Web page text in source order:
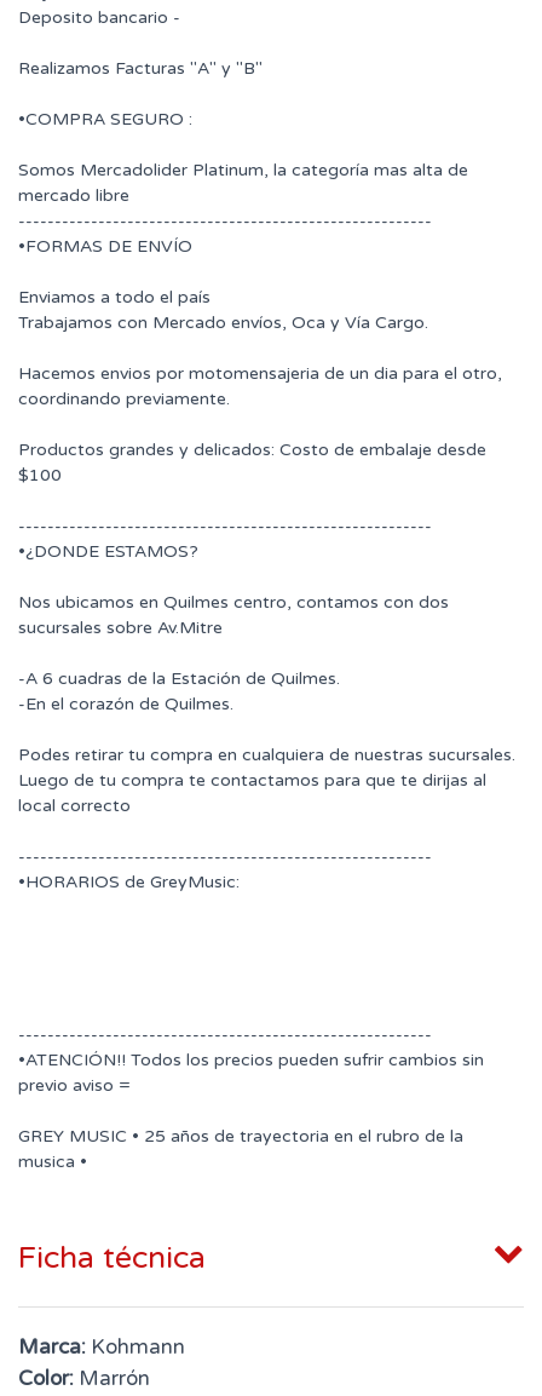
Deposito bancario -
Realizamos Facturas "A" y "B"
•COMPRA SEGURO :
Somos Mercadolider Platinum, la categoría mas alta de
mercado libre
---------------------------------------------------------
•FORMAS DE ENVÍO
Enviamos a todo el país
Trabajamos con Mercado envíos, Oca y Vía Cargo.
Hacemos envios por motomensajeria de un dia para el otro,
coordinando previamente.
Productos grandes y delicados: Costo de embalaje desde
$100
---------------------------------------------------------
•¿DONDE ESTAMOS?
Nos ubicamos en Quilmes centro, contamos con dos
sucursales sobre Av.Mitre
-A 6 cuadras de la Estación de Quilmes.
-En el corazón de Quilmes.
Podes retirar tu compra en cualquiera de nuestras sucursales.
Luego de tu compra te contactamos para que te dirijas al
local correcto
---------------------------------------------------------
•HORARIOS de GreyMusic:
---------------------------------------------------------
•ATENCIÓN!! Todos los precios pueden sufrir cambios sin
previo aviso =
GREY MUSIC • 25 años de trayectoria en el rubro de la
musica •
Ficha técnica
Marca: Kohmann
Color: Marrón